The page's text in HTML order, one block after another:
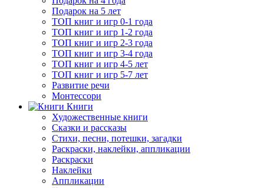
Подарок на 5 лет
ТОП книг и игр 0-1 года
ТОП книг и игр 1-2 года
ТОП книг и игр 2-3 года
ТОП книг и игр 3-4 года
ТОП книг и игр 4-5 лет
ТОП книг и игр 5-7 лет
Развитие речи
Монтессори
Книги
Художественные книги
Сказки и рассказы
Стихи, песни, потешки, загадки
Раскраски, наклейки, аппликации
Раскраски
Наклейки
Аппликации